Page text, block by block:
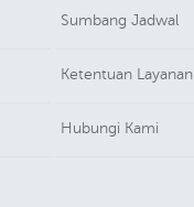
Sumbang Jadwal
Ketentuan Layanan
Hubungi Kami